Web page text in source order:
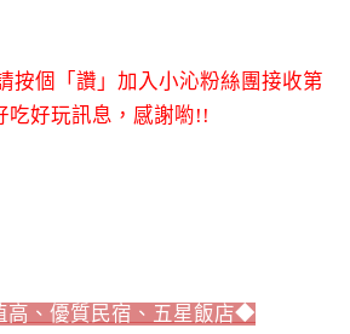
按個「讚」加入小沁粉絲團接收第
吃好玩訊息，感謝喲!!
高、優質民宿、五星飯店◆